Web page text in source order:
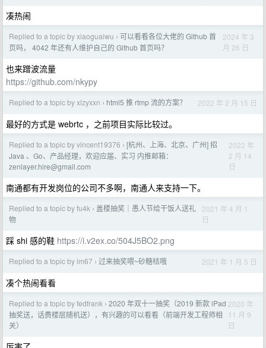
凑热闹
Replied to a topic by xiaoguaiwu › 可以看看各位大佬的 Github 首
页吗， 4042 年还有人维护自己的 Github 首页吗？
2024 年 3
月 26 日
也来蹭波流量
https://github.com/nkypy
Replied to a topic by xlzyxxn › html5 推 rtmp 流的方案？ 2022 年 2 月 15 日
最好的方式是 webrtc ，之前项目实际比较过。
Replied to a topic by vincent19376 › [杭州、上海、北京、广州] 招
Java 、Go、产品经理，欢迎应届、实习 内推邮箱：
zenlayer.hire@gmail.com
2022 年
2 月 14
日
南通都有开发岗位的公司不多啊，南通人来支持一下。
Replied to a topic by fu4k › 盖楼抽奖｜愚人节给干饭人送礼
物
2021 年 4 月 1
日
踩 shi 感的鞋 https://i.v2ex.co/504J5BO2.png
Replied to a topic by im67 › 过来抽奖喂~砂糖桔哦 2021 年 1 月 5 日
凑个热闹看看
Replied to a topic by fedfrank › 2020 年双十一抽奖（2019 新款 iPad
抽奖送，话费楼层随机送），有兴趣的可以看看（前端开发工程师相
关）
2020 年
11 月 9
日